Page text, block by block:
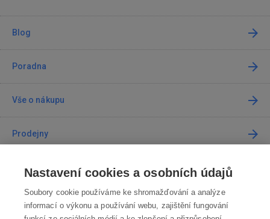
Blog
Poradna
Vše o nákupu
Prodejny
Kontakt
Kontaktujte nás
Nastavení cookies a osobních údajů
Soubory cookie používáme ke shromažďování a analýze
informací o výkonu a používání webu, zajištění fungování